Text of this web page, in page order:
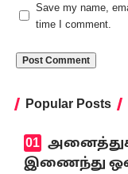
Save my name,
time I comment.
Popular Posts
அனைத்துக்
இணைந்து